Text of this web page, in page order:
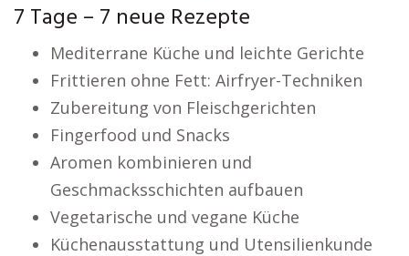
7 Tage – 7 neue Rezepte
Mediterrane Küche und leichte Gerichte
Frittieren ohne Fett: Airfryer-Techniken
Zubereitung von Fleischgerichten
Fingerfood und Snacks
Aromen kombinieren und
Geschmacksschichten aufbauen
Vegetarische und vegane Küche
Küchenausstattung und Utensilienkunde